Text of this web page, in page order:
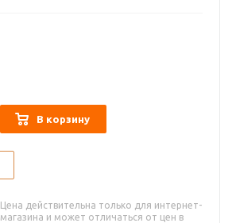
В корзину
Цена действительна только для интернет-
магазина и может отличаться от цен в